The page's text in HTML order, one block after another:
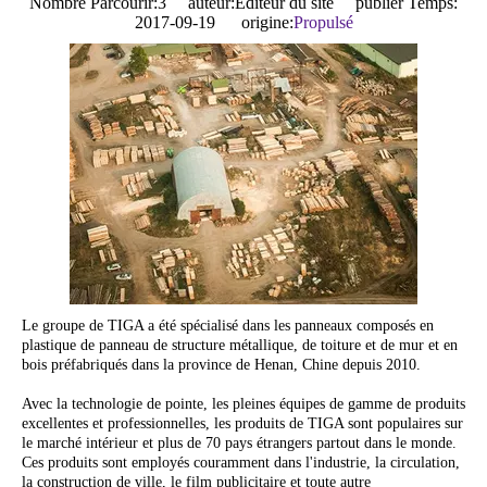
2017-09-19 origine:Propulsé
Le groupe de TIGA a été spécialisé dans les panneaux composés en
plastique de panneau de structure métallique, de toiture et de mur et en
bois préfabriqués dans la province de Henan, Chine depuis 2010.
Avec la technologie de pointe, les pleines équipes de gamme de produits
excellentes et professionnelles, les produits de TIGA sont populaires sur
le marché intérieur et plus de 70 pays étrangers partout dans le monde.
Ces produits sont employés couramment dans l'industrie, la circulation,
la construction de ville, le film publicitaire et toute autre